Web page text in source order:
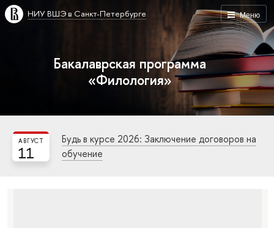
Меню
НИУ ВШЭ в Санкт-Петербурге
Бакалаврская программа
«Филология»
11
АВГУСТ
Будь в курсе 2026: Заключение договоров на
обучение